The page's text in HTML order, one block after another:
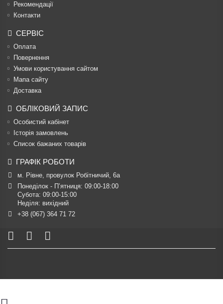
Рекомендації
Контакти
СЕРВІС
Оплата
Повернення
Умови користування сайтом
Мапа сайту
Доставка
ОБЛІКОВИЙ ЗАПИС
Особистий кабінет
Історія замовлень
Список бажаних товарів
ГРАФІК РОБОТИ
м. Рівне, провулок Робітничий, 6а
Понеділок - П’ятниця: 09:00-18:00
Субота: 09:00-15:00
Неділя: вихідний
+38 (067) 364 71 72